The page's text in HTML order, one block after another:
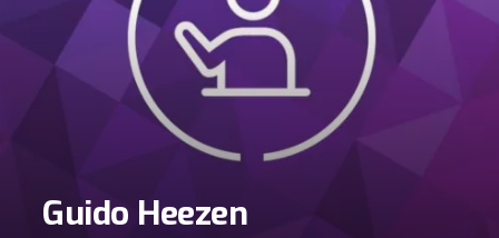
Guido Heezen